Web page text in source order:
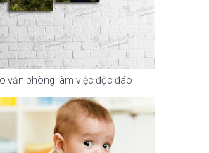
văn phòng làm việc độc đáo